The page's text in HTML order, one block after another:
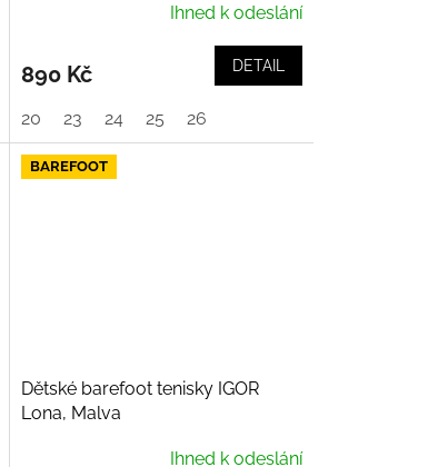
Ihned k odeslání
890 Kč DETAIL
20 23 24 25 26
BAREFOOT
Dětské barefoot tenisky IGOR
Lona, Malva
Ihned k odeslání